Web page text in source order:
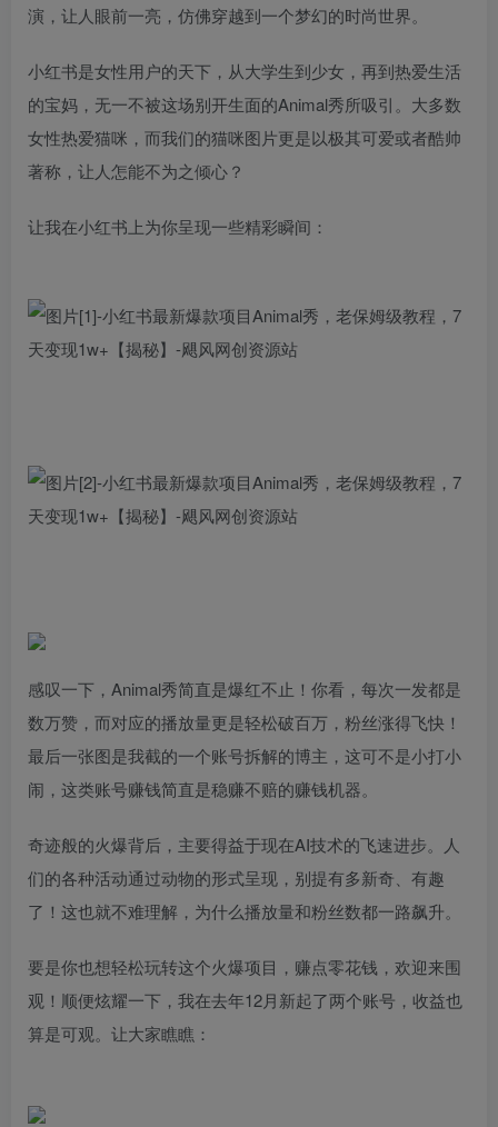
演，让人眼前一亮，仿佛穿越到一个梦幻的时尚世界。
小红书是女性用户的天下，从大学生到少女，再到热爱生活
的宝妈，无一不被这场别开生面的Animal秀所吸引。大多数
女性热爱猫咪，而我们的猫咪图片更是以极其可爱或者酷帅
著称，让人怎能不为之倾心？
让我在小红书上为你呈现一些精彩瞬间：
感叹一下，Animal秀简直是爆红不止！你看，每次一发都是
数万赞，而对应的播放量更是轻松破百万，粉丝涨得飞快！
最后一张图是我截的一个账号拆解的博主，这可不是小打小
闹，这类账号赚钱简直是稳赚不赔的赚钱机器。
奇迹般的火爆背后，主要得益于现在AI技术的飞速进步。人
们的各种活动通过动物的形式呈现，别提有多新奇、有趣
了！这也就不难理解，为什么播放量和粉丝数都一路飙升。
要是你也想轻松玩转这个火爆项目，赚点零花钱，欢迎来围
观！顺便炫耀一下，我在去年12月新起了两个账号，收益也
算是可观。让大家瞧瞧：